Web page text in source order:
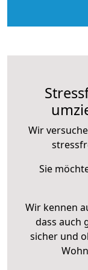
Wir
Sie
Wir kennen
dass auch
sicher und